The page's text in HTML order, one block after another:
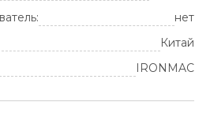
нет
Китай
IRONMAC